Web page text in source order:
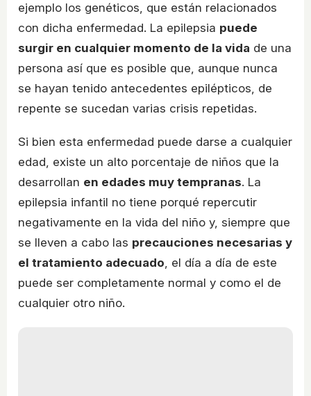
ejemplo los genéticos, que están relacionados
con dicha enfermedad. La epilepsia puede
surgir en cualquier momento de la vida de una
persona así que es posible que, aunque nunca
se hayan tenido antecedentes epilépticos, de
repente se sucedan varias crisis repetidas.
Si bien esta enfermedad puede darse a cualquier
edad, existe un alto porcentaje de niños que la
desarrollan en edades muy tempranas. La
epilepsia infantil no tiene porqué repercutir
negativamente en la vida del niño y, siempre que
se lleven a cabo las precauciones necesarias y
el tratamiento adecuado, el día a día de este
puede ser completamente normal y como el de
cualquier otro niño.